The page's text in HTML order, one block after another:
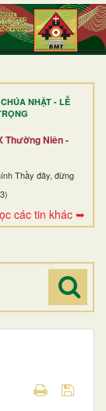
NHẬT - LỄ
Thường Niên -
Thầy đây, đừng
các tin khác ➥